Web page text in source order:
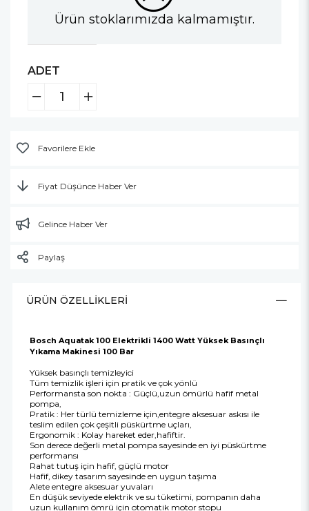
Ürün stoklarımızda kalmamıştır.
ADET
Favorilere Ekle
Fiyat Düşünce Haber Ver
Gelince Haber Ver
Paylaş
ÜRÜN ÖZELLIKLERI
Bosch Aquatak 100 Elektrikli 1400 Watt Yüksek Basınçlı
Yıkama Makinesi 100 Bar
Yüksek basınçlı temizleyici
Tüm temizlik işleri için pratik ve çok yönlü
Performansta son nokta : Güçlü,uzun ömürlü hafif metal
pompa,
Pratik : Her türlü temizleme için,entegre aksesuar askısı ile
teslim edilen çok çeşitli püskürtme uçları,
Ergonomik : Kolay hareket eder,hafiftir.
Son derece değerli metal pompa sayesinde en iyi püskürtme
performansı
Rahat tutuş için hafif, güçlü motor
Hafif, dikey tasarım sayesinde en uygun taşıma
Alete entegre aksesuar yuvaları
En düşük seviyede elektrik ve su tüketimi, pompanın daha
uzun kullanım ömrü için otomatik motor stopu